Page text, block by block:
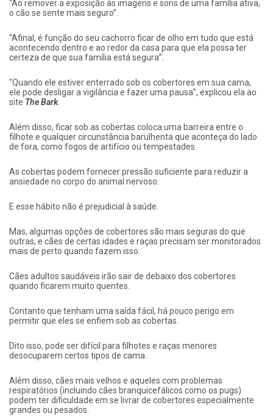
“Ao remover a exposição às imagens e sons de uma família ativa,
o cão se sente mais seguro”.
“Afinal, é função do seu cachorro ficar de olho em tudo que está
acontecendo dentro e ao redor da casa para que ela possa ter
certeza de que sua família está segura”.
“Quando ele estiver enterrado sob os cobertores em sua cama,
ele pode desligar a vigilância e fazer uma pausa”, explicou ela ao
site The Bark.
Além disso, ficar sob as cobertas coloca uma barreira entre o
filhote e qualquer circunstância barulhenta que aconteça do lado
de fora, como fogos de artifício ou tempestades.
As cobertas podem fornecer pressão suficiente para reduzir a
ansiedade no corpo do animal nervoso.
E esse hábito não é prejudicial à saúde.
Mas, algumas opções de cobertores são mais seguras do que
outras, e cães de certas idades e raças precisam ser monitorados
mais de perto quando fazem isso.
Cães adultos saudáveis ​​irão sair de debaixo dos cobertores
quando ficarem muito quentes.
Contanto que tenham uma saída fácil, há pouco perigo em
permitir que eles se enfiem sob as cobertas.
Dito isso, pode ser difícil para filhotes e raças menores
desocuparem certos tipos de cama.
Além disso, cães mais velhos e aqueles com problemas
respiratórios (incluindo cães branquicefálicos como os pugs)
podem ter dificuldade em se livrar de cobertores especialmente
grandes ou pesados.